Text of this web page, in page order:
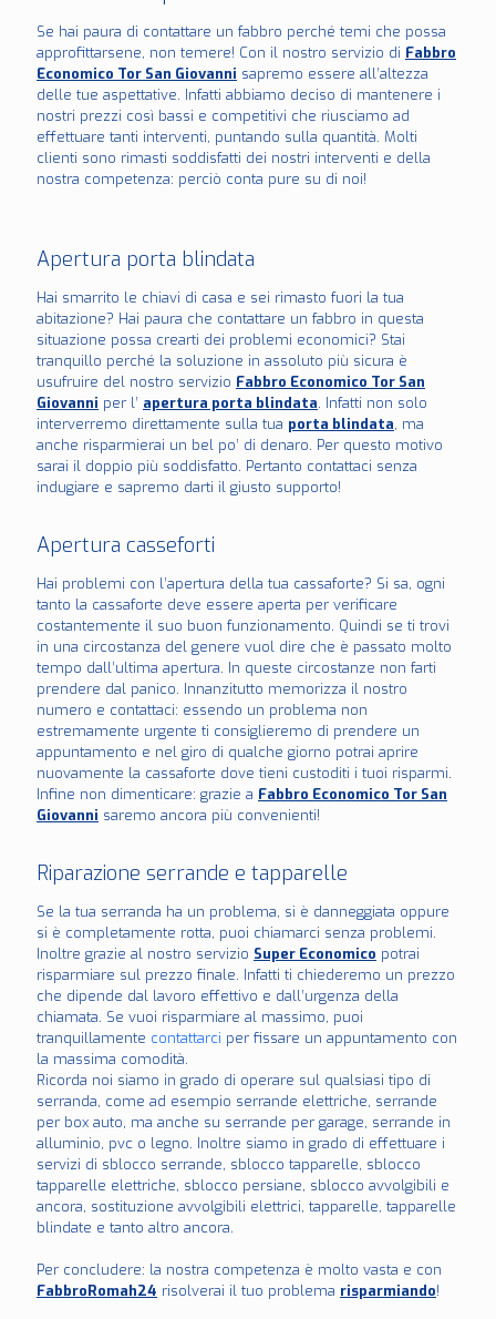
Se hai paura di contattare un fabbro perché temi che possa
approfittarsene, non temere! Con il nostro servizio di Fabbro
Economico Tor San Giovanni sapremo essere all’altezza
delle tue aspettative. Infatti abbiamo deciso di mantenere i
nostri prezzi così bassi e competitivi che riusciamo ad
effettuare tanti interventi, puntando sulla quantità. Molti
clienti sono rimasti soddisfatti dei nostri interventi e della
nostra competenza: perciò conta pure su di noi!
Apertura porta blindata
Hai smarrito le chiavi di casa e sei rimasto fuori la tua
abitazione? Hai paura che contattare un fabbro in questa
situazione possa crearti dei problemi economici? Stai
tranquillo perché la soluzione in assoluto più sicura è
usufruire del nostro servizio Fabbro Economico Tor San
Giovanni per l’ apertura porta blindata. Infatti non solo
interverremo direttamente sulla tua porta blindata, ma
anche risparmierai un bel po’ di denaro. Per questo motivo
sarai il doppio più soddisfatto. Pertanto contattaci senza
indugiare e sapremo darti il giusto supporto!
Apertura casseforti
Hai problemi con l’apertura della tua cassaforte? Si sa, ogni
tanto la cassaforte deve essere aperta per verificare
costantemente il suo buon funzionamento. Quindi se ti trovi
in una circostanza del genere vuol dire che è passato molto
tempo dall’ultima apertura. In queste circostanze non farti
prendere dal panico. Innanzitutto memorizza il nostro
numero e contattaci: essendo un problema non
estremamente urgente ti consiglieremo di prendere un
appuntamento e nel giro di qualche giorno potrai aprire
nuovamente la cassaforte dove tieni custoditi i tuoi risparmi.
Infine non dimenticare: grazie a Fabbro Economico Tor San
Giovanni saremo ancora più convenienti!
Riparazione serrande e tapparelle
Se la tua serranda ha un problema, si è danneggiata oppure
si è completamente rotta, puoi chiamarci senza problemi.
Inoltre grazie al nostro servizio Super Economico potrai
risparmiare sul prezzo finale. Infatti ti chiederemo un prezzo
che dipende dal lavoro effettivo e dall’urgenza della
chiamata. Se vuoi risparmiare al massimo, puoi
tranquillamente contattarci per fissare un appuntamento con
la massima comodità.
Ricorda noi siamo in grado di operare sul qualsiasi tipo di
serranda, come ad esempio serrande elettriche, serrande
per box auto, ma anche su serrande per garage, serrande in
alluminio, pvc o legno. Inoltre siamo in grado di effettuare i
servizi di sblocco serrande, sblocco tapparelle, sblocco
tapparelle elettriche, sblocco persiane, sblocco avvolgibili e
ancora, sostituzione avvolgibili elettrici, tapparelle, tapparelle
blindate e tanto altro ancora.
Per concludere: la nostra competenza è molto vasta e con
FabbroRomah24 risolverai il tuo problema risparmiando!